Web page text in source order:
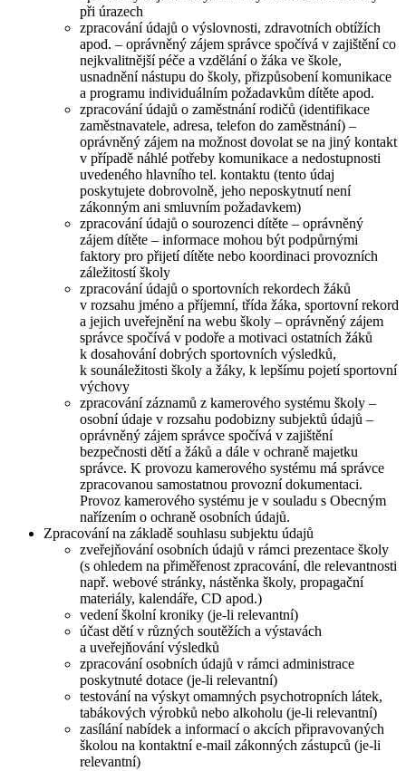
při úrazech
zpracování údajů o výslovnosti, zdravotních obtížích
apod. – oprávněný zájem správce spočívá v zajištění co
nejkvalitnější péče a vzdělání o žáka ve škole,
usnadnění nástupu do školy, přizpůsobení komunikace
a programu individuálním požadavkům dítěte apod.
zpracování údajů o zaměstnání rodičů (identifikace
zaměstnavatele, adresa, telefon do zaměstnání) –
oprávněný zájem na možnost dovolat se na jiný kontakt
v případě náhlé potřeby komunikace a nedostupnosti
uvedeného hlavního tel. kontaktu (tento údaj
poskytujete dobrovolně, jeho neposkytnutí není
zákonným ani smluvním požadavkem)
zpracování údajů o sourozenci dítěte – oprávněný
zájem dítěte – informace mohou být podpůrnými
faktory pro přijetí dítěte nebo koordinaci provozních
záležitostí školy
zpracování údajů o sportovních rekordech žáků
v rozsahu jméno a příjemní, třída žáka, sportovní rekord
a jejich uveřejnění na webu školy – oprávněný zájem
správce spočívá v podoře a motivaci ostatních žáků
k dosahování dobrých sportovních výsledků,
k sounáležitosti školy a žáky, k lepšímu pojetí sportovní
výchovy
zpracování záznamů z kamerového systému školy –
osobní údaje v rozsahu podobizny subjektů údajů –
oprávněný zájem správce spočívá v zajištění
bezpečnosti dětí a žáků a dále v ochraně majetku
správce. K provozu kamerového systému má správce
zpracovanou samostatnou provozní dokumentaci.
Provoz kamerového systému je v souladu s Obecným
nařízením o ochraně osobních údajů.
Zpracování na základě souhlasu subjektu údajů
zveřejňování osobních údajů v rámci prezentace školy
(s ohledem na přiměřenost zpracování, dle relevantnosti
např. webové stránky, nástěnka školy, propagační
materiály, kalendáře, CD apod.)
vedení školní kroniky (je-li relevantní)
účast dětí v různých soutěžích a výstavách
a uveřejňování výsledků
zpracování osobních údajů v rámci administrace
poskytnuté dotace (je-li relevantní)
testování na výskyt omamných psychotropních látek,
tabákových výrobků nebo alkoholu (je-li relevantní)
zasílání nabídek a informací o akcích připravovaných
školou na kontaktní e-mail zákonných zástupců (je-li
relevantní)